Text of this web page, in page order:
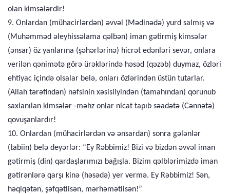
olan kimsələrdir!
9. Onlardan (mühacirlərdən) əvvəl (Mədinədə) yurd salmış və
(Muhəmməd əleyhissəlama qəlbən) iman gətirmiş kimsələr
(ənsar) öz yanlarına (şəhərlərinə) hicrət edənləri sevər, onlara
verilən qənimətə görə ürəklərində həsəd (qəzəb) duymaz, özləri
ehtiyac içində olsalar belə, onları özlərindən üstün tutarlar.
(Allah tərəfindən) nəfsinin xəsisliyindən (tamahından) qorunub
saxlanılan kimsələr -məhz onlar nicat tapıb səadətə (Cənnətə)
qovuşanlardır!
10. Onlardan (mühacirlərdən və ənsardan) sonra gələnlər
(tabiin) belə deyərlər: “Ey Rəbbimiz! Bizi və bizdən əvvəl iman
gətirmiş (din) qardaşlarımızı bağışla. Bizim qəlblərimizdə iman
gətirənlərə qarşı kinə (həsədə) yer vermə. Ey Rəbbimiz! Sən,
həqiqətən, şəfqətlisən, mərhəmətlisən!”